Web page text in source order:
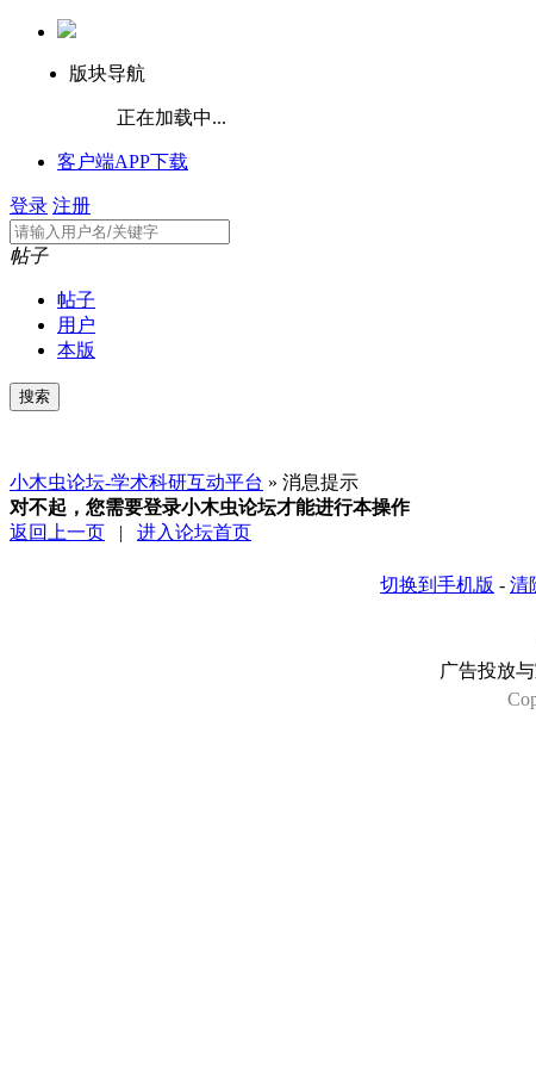
版块导航
正在加载中...
客户端APP下载
登录 注册
帖子
帖子
用户
本版
小木虫论坛-学术科研互动平台 » 消息提示
对不起，您需要登录小木虫论坛才能进行本操作
返回上一页 | 进入论坛首页
切换到手机版 - 清
广告投放